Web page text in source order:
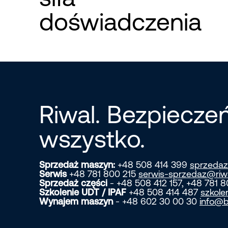
doświadczenia
Riwal.
wszystko.
Sprzedaż maszyn: +48 508 414 399
Serwis+48 781 800 215 serwis-
Sprzedaż części - +48 508 412 157, +48 781
Szkolenie UDT / IPAF +48 508 414 487
Wynajem maszyn- +48 602 30 00 30